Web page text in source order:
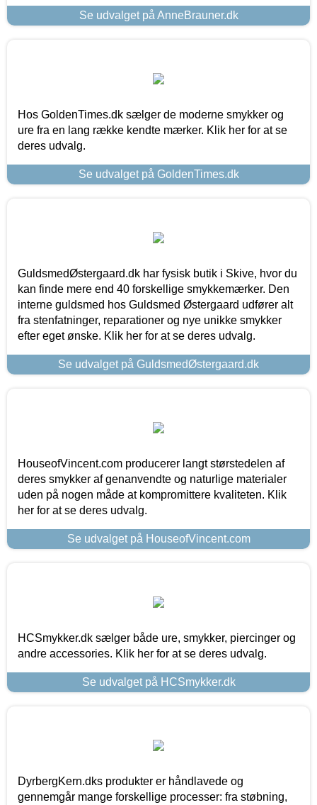
Se udvalget på AnneBrauner.dk
Hos GoldenTimes.dk sælger de moderne smykker og
ure fra en lang række kendte mærker. Klik her for at se
deres udvalg.
Se udvalget på GoldenTimes.dk
GuldsmedØstergaard.dk har fysisk butik i Skive, hvor du
kan finde mere end 40 forskellige smykkemærker. Den
interne guldsmed hos Guldsmed Østergaard udfører alt
fra stenfatninger, reparationer og nye unikke smykker
efter eget ønske. Klik her for at se deres udvalg.
Se udvalget på GuldsmedØstergaard.dk
HouseofVincent.com producerer langt størstedelen af
deres smykker af genanvendte og naturlige materialer
uden på nogen måde at kompromittere kvaliteten. Klik
her for at se deres udvalg.
Se udvalget på HouseofVincent.com
HCSmykker.dk sælger både ure, smykker, piercinger og
andre accessories. Klik her for at se deres udvalg.
Se udvalget på HCSmykker.dk
DyrbergKern.dks produkter er håndlavede og
gennemgår mange forskellige processer: fra støbning,